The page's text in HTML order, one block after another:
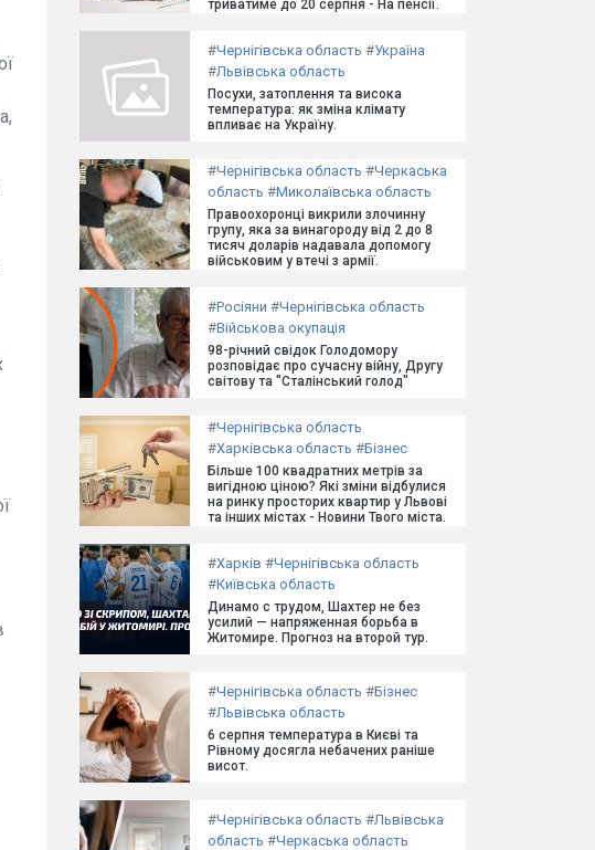
триватиме до 20 серпня - На пенсії.
#Чернігівська область #Україна
#Львівська область
Посухи, затоплення та висока
температура: як зміна клімату
впливає на Україну.
#Чернігівська область #Черкаська
область #Миколаївська область
Правоохоронці викрили злочинну
групу, яка за винагороду від 2 до 8
тисяч доларів надавала допомогу
військовим у втечі з армії.
#Росіяни #Чернігівська область
#Військова окупація
98-річний свідок Голодомору
розповідає про сучасну війну, Другу
світову та "Сталінський голод"
#Чернігівська область
#Харківська область #Бізнес
Більше 100 квадратних метрів за
вигідною ціною? Які зміни відбулися
на ринку просторих квартир у Львові
та інших містах - Новини Твого міста.
#Харків #Чернігівська область
#Київська область
Динамо с трудом, Шахтер не без
усилий — напряженная борьба в
Житомире. Прогноз на второй тур.
#Чернігівська область #Бізнес
#Львівська область
6 серпня температура в Києві та
Рівному досягла небачених раніше
висот.
#Чернігівська область #Львівська
область #Черкаська область